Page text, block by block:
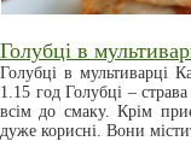
Голубці в
Голубці в мультиварці
1.15 год Голубці –
всім до смаку. Крім
дуже корисні. Вони